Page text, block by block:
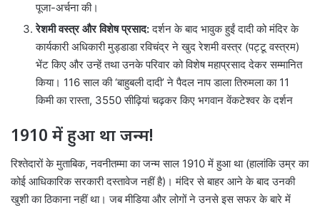
पूजा-अर्चना की।
रेशमी वस्त्र और विशेष प्रसाद:दर्शन के बाद भावुक हुईं दादी को मंदिर के
कार्यकारी अधिकारी मुड्डाडा रविचंद्र ने खुद रेशमी वस्त्र (पट्टू वस्त्रम)
भेंट किए और उन्हें तथा उनके परिवार को विशेष महाप्रसाद देकर सम्मानित
किया। 116 साल की ‘बाहुबली दादी’ ने पैदल नाप डाला तिरुमला का 11
किमी का रास्ता, 3550 सीढ़ियां चढ़कर किए भगवान वेंकटेश्वर के दर्शन
1910 में हुआ था जन्म!
रिश्तेदारों के मुताबिक, नवनीतम्मा का जन्म साल 1910 में हुआ था (हालांकि उम्र का
कोई आधिकारिक सरकारी दस्तावेज नहीं है)। मंदिर से बाहर आने के बाद उनकी
खुशी का ठिकाना नहीं था। जब मीडिया और लोगों ने उनसे इस सफर के बारे में